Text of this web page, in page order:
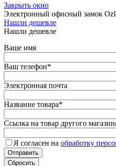
Закрыть окно
Электронный офисный замок
Нашли дешевле
Нашли дешевле
Ваше имя
Ваш телефон*
Электронная почта
Название товара*
Ссылка на товар другого
Я согласен на обработку